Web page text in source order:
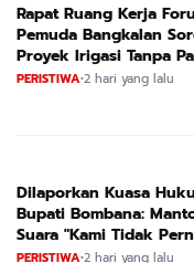
Rapat Ruang Kerja
Pemuda Bangkalan
Proyek Irigasi Tanpa
Nama
PERISTIWA•2 hari yang lalu
Dilaporkan Kuasa
Bupati Bombana:
Suara "Kami Tidak
Menutup Ruang Hak
PERISTIWA•2 hari yang lalu